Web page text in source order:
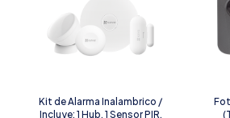
Kit de Alarma Inalambrico /
Incluye: 1 Hub, 1 Sensor PIR,